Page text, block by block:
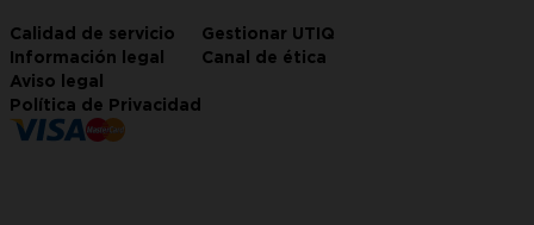
Calidad de servicio
Información legal
Aviso legal
Política de Privacidad
Gestionar UTIQ
Canal de ética